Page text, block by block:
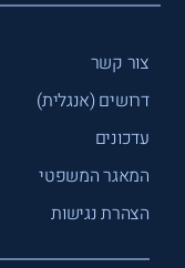
צור קשר
דרושים (אנגלית)
עדכונים
המאגר המשפטי
הצהרת נגישות